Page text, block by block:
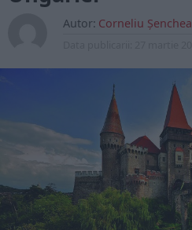
Autor: Corneliu Șenchea